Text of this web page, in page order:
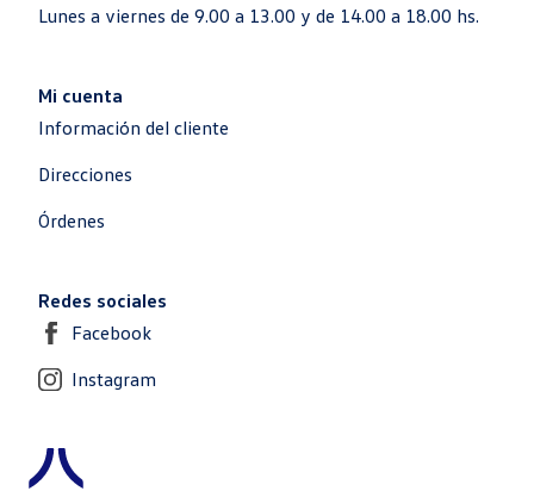
Lunes a viernes de 9.00 a 13.00 y de 14.00 a 18.00 hs.
Mi cuenta
Información del cliente
Direcciones
Órdenes
Redes sociales
Facebook
Instagram